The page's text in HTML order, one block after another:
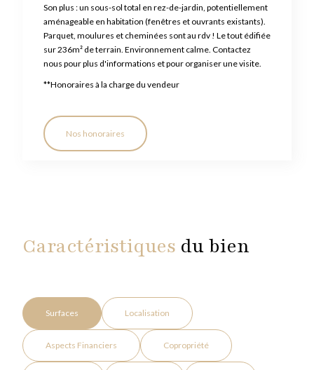
Son plus : un sous-sol total en rez-de-jardin, potentiellement
aménageable en habitation (fenêtres et ouvrants existants).
Parquet, moulures et cheminées sont au rdv ! Le tout édifiée
sur 236m² de terrain. Environnement calme. Contactez
nous pour plus d'informations et pour organiser une visite.
**Honoraires à la charge du vendeur
Nos honoraires
Caractéristiques du bien
Surfaces Localisation
Aspects Financiers Copropriété